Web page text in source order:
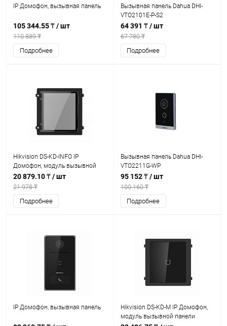
IP Домофон, вызывная панель
105 344.55 ₸/ шт
110 889 ₸
Подробнее
Вызывная панель Dahua DHI-
VTO2101E-P-S2
64 391 ₸/ шт
67 780 ₸
Подробнее
Hikvision DS-KD-INFO IP
Домофон, модуль вызывной
панели
20 879.10 ₸/ шт
21 978 ₸
Подробнее
Вызывная панель Dahua DHI-
VTO2211G-WP
95 152 ₸/ шт
100 160 ₸
Подробнее
IP Домофон, вызывная панель
Hikvision DS-KD-M IP Домофон,
модуль вызывной панели